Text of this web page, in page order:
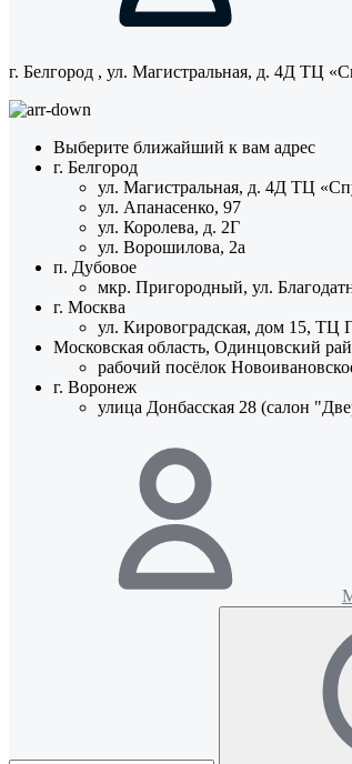
г. Белгород , ул. Магистральная, д. 4Д ТЦ
Выберите ближайший к вам адрес
г. Белгород
ул. Магистральная, д. 4Д ТЦ
ул. Апанасенко, 97
ул. Королева, д. 2Г
ул. Ворошилова, 2а
п. Дубовое
мкр. Пригородный, ул.
г. Москва
ул. Кировоградская, дом 15, ТЦ
Московская область, Одинцовский
рабочий посёлок
г. Воронеж
улица Донбасская 28 (салон